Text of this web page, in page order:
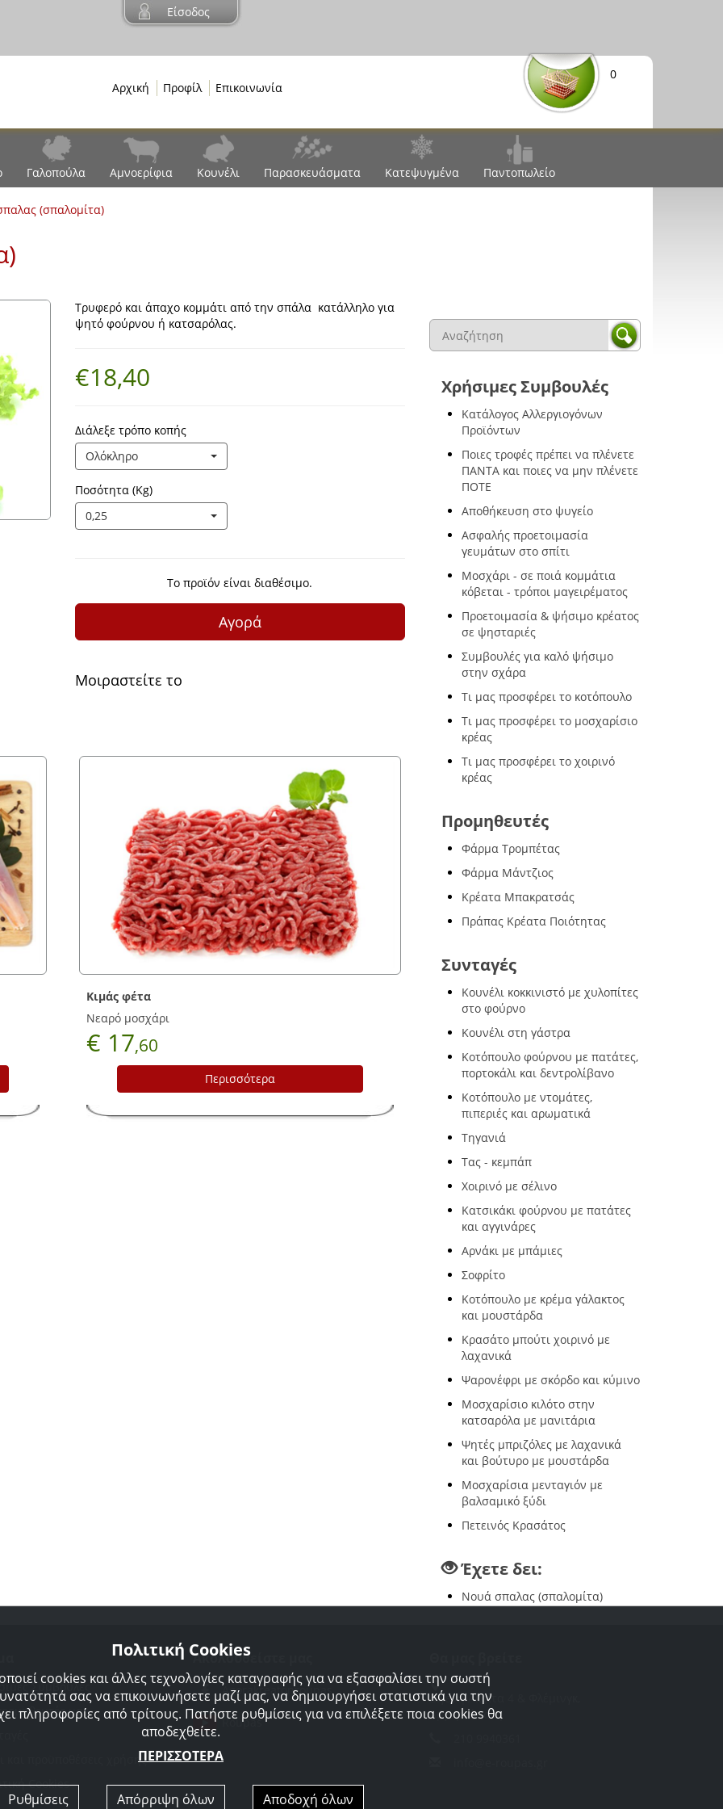
Είσοδος
Αρχική Προφίλ Επικοινωνία
0
Γαλοπούλα Αμνοερίφια Κουνέλι Παρασκευάσματα Κατεψυγμένα Παντοπωλείο
(σπαλομίτα)
Τρυφερό και άπαχο κομμάτι από την σπάλα κατάλληλο για
ψητό φούρνου ή κατσαρόλας.
€18,40
Διάλεξε τρόπο κοπής
Ολόκληρο
Ποσότητα (Kg)
0,25
Το προϊόν είναι διαθέσιμο.
Αγορά
Μοιραστείτε το
Αρνάκι γάλακτος Ελληνικό
€ 18
Χρήσιμες Συμβουλές
Κατάλογος Αλλεργιογόνων
Προϊόντων
Ποιες τροφές πρέπει να πλένετε
ΠΑΝΤΑ και ποιες να μην πλένετε
ΠΟΤΕ
Αποθήκευση στο ψυγείο
Ασφαλής προετοιμασία
γευμάτων στο σπίτι
Μοσχάρι - σε ποιά κομμάτια
κόβεται - τρόποι μαγειρέματος
Προετοιμασία & ψήσιμο κρέατος
σε ψησταριές
Συμβουλές για καλό ψήσιμο
στην σχάρα
Τι μας προσφέρει το κοτόπουλο
Τι μας προσφέρει το μοσχαρίσιο
κρέας
Τι μας προσφέρει το χοιρινό
κρέας
Προμηθευτές
Φάρμα Τρομπέτας
Φάρμα Μάντζιος
Κρέατα Μπακρατσάς
Πράπας Κρέατα Ποιότητας
Συνταγές
Κουνέλι κοκκινιστό με χυλοπίτες
στο φούρνο
Κουνέλι στη γάστρα
Κοτόπουλο φούρνου με πατάτες,
πορτοκάλι και δεντρολίβανο
Κοτόπουλο με ντομάτες,
πιπεριές και αρωματικά
Τηγανιά
Τας - κεμπάπ
Χοιρινό με σέλινο
Κατσικάκι φούρνου με πατάτες
και αγγινάρες
Αρνάκι με μπάμιες
Σοφρίτο
Κοτόπουλο με κρέμα γάλακτος
και μουστάρδα
Κρασάτο μπούτι χοιρινό με
λαχανικά
Ψαρονέφρι με σκόρδο και κύμινο
Μοσχαρίσιο κιλότο στην
κατσαρόλα με μανιτάρια
Ψητές μπριζόλες με λαχανικά
και βούτυρο με μουστάρδα
Μοσχαρίσια μενταγιόν με
βαλσαμικό ξύδι
Πετεινός Κρασάτος
Έχετε δει:
Νουά σπαλας (σπαλομίτα)
Συμβουλές
μας
και προϋποθέσεις χρήσης
Cookies
Ακολουθείστε μας
Agorakreatonroupas
Roupas
Διγενή Ακρίτα 4 & Φλέμινγκ,
Αργυρούπολη
Πολιτική Cookies
cookies και άλλες τεχνολογίες καταγραφής για να εξασφαλίσει την σωστή
σας να επικοινωνήσετε μαζί μας, να δημιουργήσει στατιστικά για την
πληροφορίες από τρίτους. Πατήστε ρυθμίσεις για να επιλέξετε ποια cookies θα
αποδεχθείτε.
ΠΕΡΙΣΣΟΤΕΡΑ
Ρυθμίσεις Απόρριψη όλων Αποδοχή όλων